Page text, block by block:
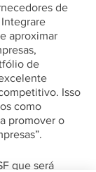
de
aproximar
de
Isso
como
promover o
que será